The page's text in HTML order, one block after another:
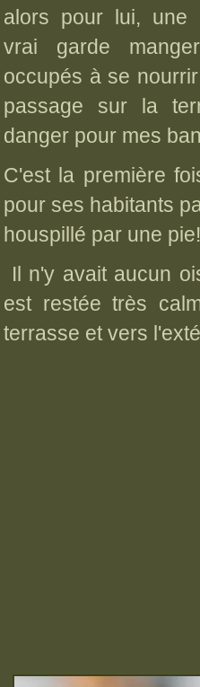
alors pour lui, une
vrai garde
occupés à se
passage sur la
danger pour mes
C'est la première
pour ses habitants
houspillé par une
Il n'y avait aucun
est restée très
terrasse et vers